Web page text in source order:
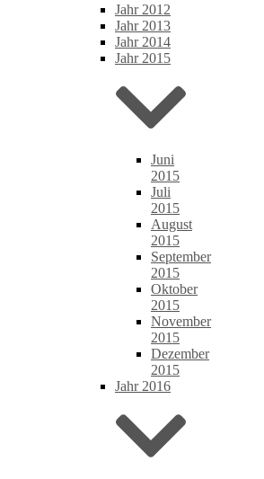
Jahr 2012
Jahr 2013
Jahr 2014
Jahr 2015
Juni
2015
Juli
2015
August
2015
September
2015
Oktober
2015
November
2015
Dezember
2015
Jahr 2016